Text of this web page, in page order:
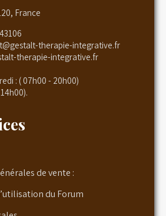
France
therapie-integrative.fr
therapie-integrative.fr
: ( 07h00 - 20h00)
de vente :
du Forum